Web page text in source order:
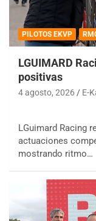
PILOTOS EKVP
LGUIMARD
positivas
4 agosto, 2026 E-
LGuimard Racing
actuaciones
mostrando ritmo…